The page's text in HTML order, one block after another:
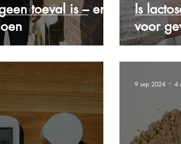
toeval is – en
Is
voor
9 sep 2024 4